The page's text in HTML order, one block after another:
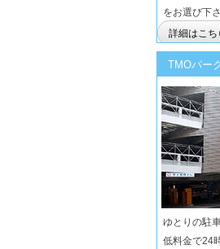
をお選び下
詳細はこち
TMOパー
ゆとりの駐
低料金で24